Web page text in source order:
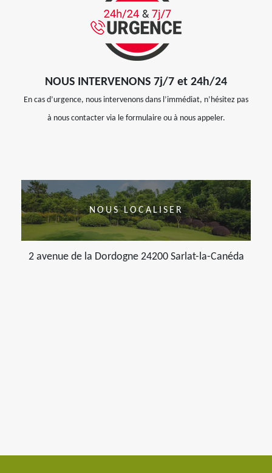
NOUS INTERVENONS 7j/7 et 24h/24
En cas d’urgence, nous intervenons dans l’immédiat, n’hésitez pas
à nous contacter via le formulaire ou à nous appeler.
NOUS LOCALISER
2 avenue de la Dordogne 24200 Sarlat-la-Canéda